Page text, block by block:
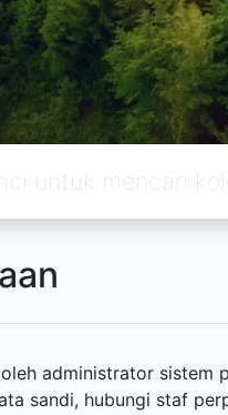
administrator sistem
sandi, hubungi staf